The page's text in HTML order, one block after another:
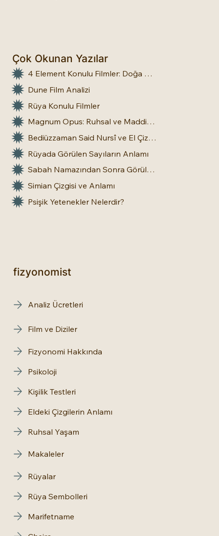
Çok Okunan Yazılar
4 Element Konulu Filmler: Doğa Üstü Güçler
Dune Film Analizi
Rüya Konulu Filmler
Magnum Opus: Ruhsal ve Maddi Dönüşümün Büyük Eseri
Bediüzzaman Said Nursî ve El Çizgileri: İnsan Doğasına Dair Bir Bakış
Rüyada Görülen Sayıların Anlamı
Sabah Namazından Sonra Görülen Rüya Gerçek Olur mu?
Simian Çizgisi ve Anlamı
Psişik Yetenekler Nelerdir?
fizyonomist
Analiz Ücretleri
Film ve Diziler
Makaleler
Fizyonomi Hakkında
Psikoloji
Kişilik Testleri
Eldeki Çizgilerin Anlamı
Ruhsal Yaşam
Rüyalar
Rüya Sembolleri
Marifetname